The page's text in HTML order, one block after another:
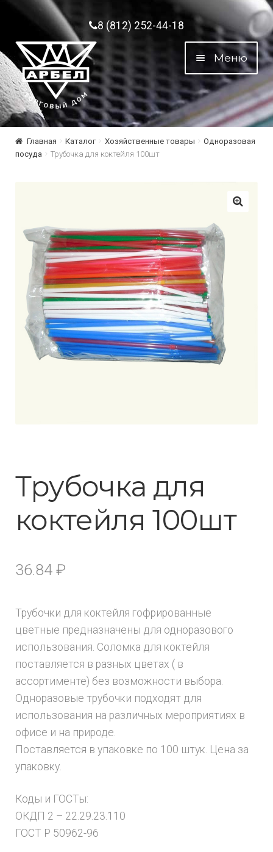
Перейти к навигации
Перейти к содержимому8 (812) 252-44-18
Меню
Главная Каталог Хозяйственные товары
Одноразовая
посуда
Трубочка для коктейля 100шт
Трубочка для
коктейля 100шт
36.84 ₽
Трубочки для коктейля гофрированные
цветные предназначены для одноразового
использования. Соломка для коктейля
поставляется в разных цветах ( в
ассортименте) без возможности выбора.
Одноразовые трубочки подходят для
использования на различных мероприятиях в
офисе и на природе.
Поставляется в упаковке по 100 штук. Цена за
упаковку.
Коды и ГОСТы:
ОКДП 2 – 22.29.23.110
ГОСТ Р 50962-96